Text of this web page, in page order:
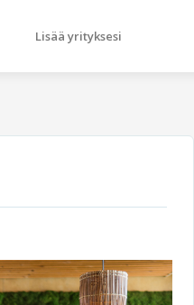
Lisää yrityksesi
Next